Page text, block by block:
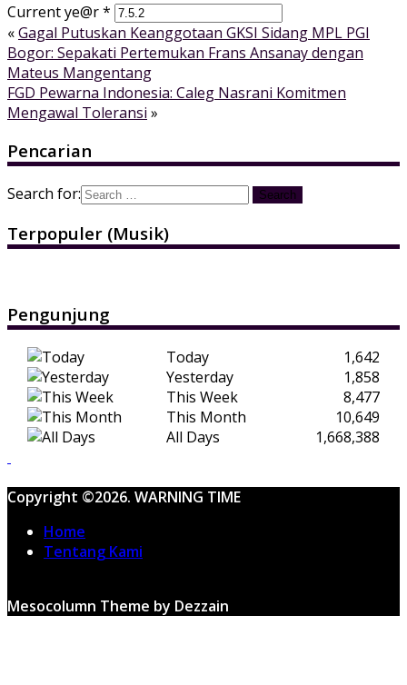
Current ye@r*
«Gagal Putuskan Keanggotaan GKSI Sidang MPL PGI
Bogor: Sepakati Pertemukan Frans Ansanay dengan
Mateus Mangentang
FGD Pewarna Indonesia: Caleg Nasrani Komitmen
Mengawal Toleransi »
Pencarian
Search for:
Terpopuler (Musik)
Pengunjung
Today
1,642
Yesterday
1,858
This Week
8,477
This Month
10,649
All Days
1,668,388
Copyright ©2026. WARNING TIME
Home
Tentang Kami
Mesocolumn Theme by Dezzain